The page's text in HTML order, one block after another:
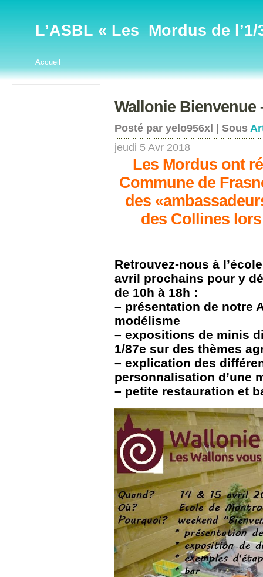
L’ASBL « Les Mordus de l’1/
Accueil
Wallonie Bienvenue
Posté par yelo956xl | Sous
jeudi 5 Avr 2018
Les Mordus ont
Commune de
des
des Collines
Retrouvez-nous à
avril prochains pour y
de 10h à 18h :
– présentation de notre
modélisme
– expositions de minis
1/87e sur des thèmes
– explication des
personnalisation d’une
– petite restauration et